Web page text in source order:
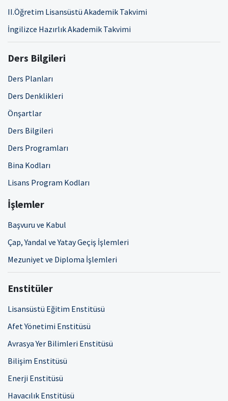
II.Öğretim Lisansüstü Akademik Takvimi
İngilizce Hazırlık Akademik Takvimi
Ders Bilgileri
Ders Planları
Ders Denklikleri
Önşartlar
Ders Bilgileri
Ders Programları
Bina Kodları
Lisans Program Kodları
İşlemler
Başvuru ve Kabul
Çap, Yandal ve Yatay Geçiş İşlemleri
Mezuniyet ve Diploma İşlemleri
Enstitüler
Lisansüstü Eğitim Enstitüsü
Afet Yönetimi Enstitüsü
Avrasya Yer Bilimleri Enstitüsü
Bilişim Enstitüsü
Enerji Enstitüsü
Havacılık Enstitüsü